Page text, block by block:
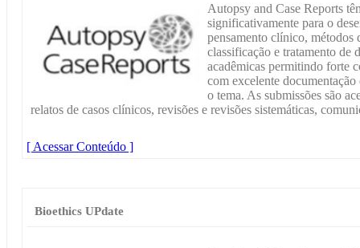
Autopsy and Case Reports
significativamente para o
pensamento clínico, métodos
classificação e tratamento de
acadêmicas permitindo forte
com excelente
o tema. As submissões são
relatos de casos clínicos, revisões e revisões sistemáticas,
[ Acessar Conteúdo ]
Bioethics UPdate